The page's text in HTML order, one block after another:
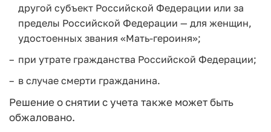
другой субъект Российской Федерации или за
пределы Российской Федерации — для женщин,
удостоенных звания «Мать-героиня»;
при утрате гражданства Российской Федерации;
в случае смерти гражданина.
Решение о снятии с учета также может быть
обжаловано.